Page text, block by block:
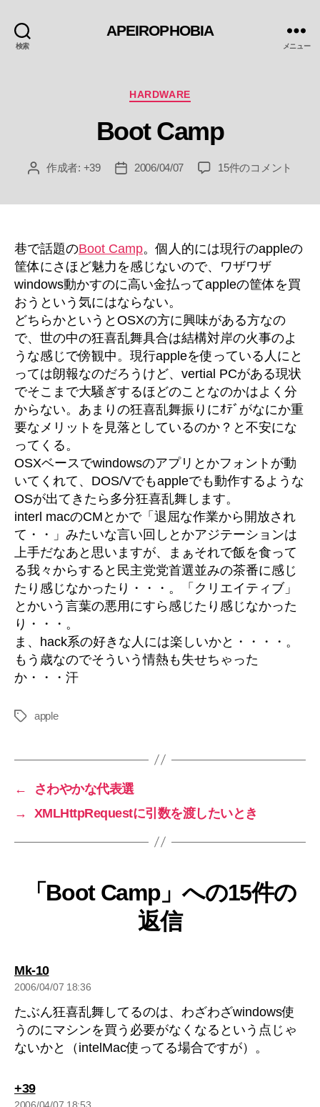
検索
APEIROPHOBIA
メニュー
カ
ゴ
リ
HARDWARE
Boot Camp
投 作成者: +39
投
2006/04/07
Boot
15件のコメント
巷で話題のBoot Camp。個人的には現行のappleの
筐体にさほど魅力を感じないので、ワザワザ
windows動かすのに高い金払ってappleの筐体を買
おうという気にはならない。
どちらかというとOSXの方に興味がある方なの
で、世の中の狂喜乱舞具合は結構対岸の火事のよ
うな感じで傍観中。現行appleを使っている人にと
っては朗報なのだろうけど、vertial PCがある現状
でそこまで大騒ぎするほどのことなのかはよく分
からない。あまりの狂喜乱舞振りにｵﾃﾞがなにか重
要なメリットを見落としているのか？と不安にな
ってくる。
OSXベースでwindowsのアプリとかフォントが動
いてくれて、DOS/Vでもappleでも動作するような
OSが出てきたら多分狂喜乱舞します。
interl macのCMとかで「退屈な作業から開放され
て・・」みたいな言い回しとかアジテーションは
上手だなあと思いますが、まぁそれで飯を食って
る我々からすると民主党党首選並みの茶番に感じ
たり感じなかったり・・・。「クリエイティブ」
とかいう言葉の悪用にすら感じたり感じなかった
り・・・。
ま、hack系の好きな人には楽しいかと・・・・。
もう歳なのでそういう情熱も失せちゃった
か・・・汗
タ
apple
←
さわやかな代表選
→
XMLHttpRequestに引数を渡したいとき
「Boot Camp」への15件の
返信
Mk-10の
発
2006/04/07 18:36
たぶん狂喜乱舞してるのは、わざわざwindows使
うのにマシンを買う必要がなくなるという点じゃ
ないかと（intelMac使ってる場合ですが）。
+39の
発
2006/04/07 18:53